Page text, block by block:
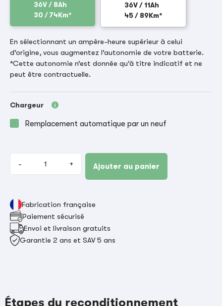
36V / 8Ah
30 / 74Km*
36V / 11Ah
45 / 89Km*
En sélectionnant un ampère-heure supérieur à celui
d’origine, vous augmentez l’autonomie de votre batterie.
*Cette autonomie n’est donnée qu’à titre indicatif et ne
peut être contractuelle.
Chargeur
Remplacement automatique par un neuf
- + Ajouter au panier
Fabrication française
Paiement sécurisé
Envoi et livraison gratuits
Garantie 2 ans et SAV 5 ans
Étapes du reconditionnement